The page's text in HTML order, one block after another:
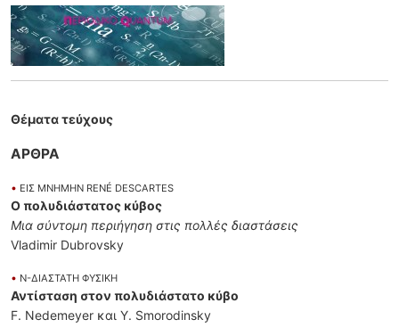
Θέματα τεύχους
ΑΡΘΡΑ
• ΕΙΣ ΜΝΗΜΗΝ RENÉ DESCARTES
Ο πολυδιάστατος κύβος
Μια σύντομη περιήγηση στις πολλές διαστάσεις
Vladimir Dubrovsky
• Ν-ΔΙΑΣΤΑΤΗ ΦΥΣΙΚΗ
Αντίσταση στον πολυδιάστατο κύβο
F. Nedemeyer και Y. Smorodinsky